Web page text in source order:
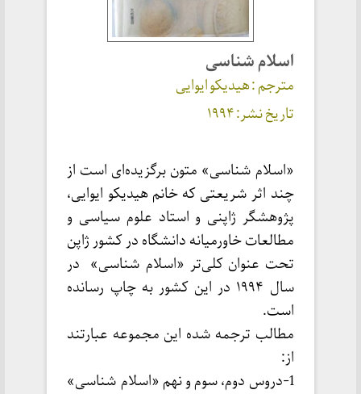
اسلام شناسی
مترجم : هیدیکو ایوایی
تاریخ نشر: ۱۹۹۴
«اسلام شناسی» متون برگزیده‌ای است از
چند اثر شریعتی که خانم هیدیکو ایوایی،
پژوهشگر ژاپنی و استاد علوم سیاسی و
مطالعات خاورمیانه دانشگاه در کشور ژاپن
تحت عنوان کلی‌تر «اسلام‌ شناسی» در
سال ۱۹۹۴ در این کشور به چاپ رسانده
است.
مطالب ترجمه شده این مجموعه عبارتند
از:
1-دروس دوم، سوم و نهم «اسلام شناسی»